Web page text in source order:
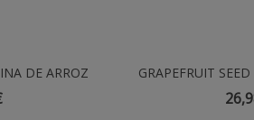
DE ARROZ
500 G
GRAPEFRUIT
De Semilla